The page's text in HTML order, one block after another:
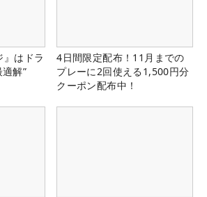
』はドラ
解”
4日間限定配布！11月までの
プレーに2回使える1,500円分
クーポン配布中！